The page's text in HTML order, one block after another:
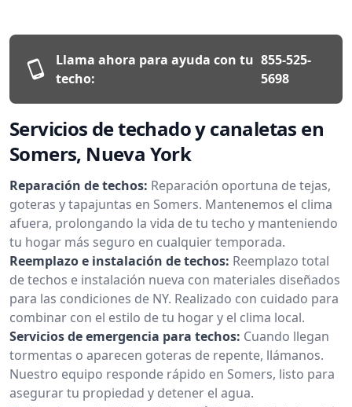
Llama ahora para ayuda con tu
techo:
855-525-
5698
Servicios de techado y canaletas en
Somers, Nueva York
Reparación de techos: Reparación oportuna de tejas,
goteras y tapajuntas en Somers. Mantenemos el clima
afuera, prolongando la vida de tu techo y manteniendo
tu hogar más seguro en cualquier temporada.
Reemplazo e instalación de techos: Reemplazo total
de techos e instalación nueva con materiales diseñados
para las condiciones de NY. Realizado con cuidado para
combinar con el estilo de tu hogar y el clima local.
Servicios de emergencia para techos: Cuando llegan
tormentas o aparecen goteras de repente, llámanos.
Nuestro equipo responde rápido en Somers, listo para
asegurar tu propiedad y detener el agua.